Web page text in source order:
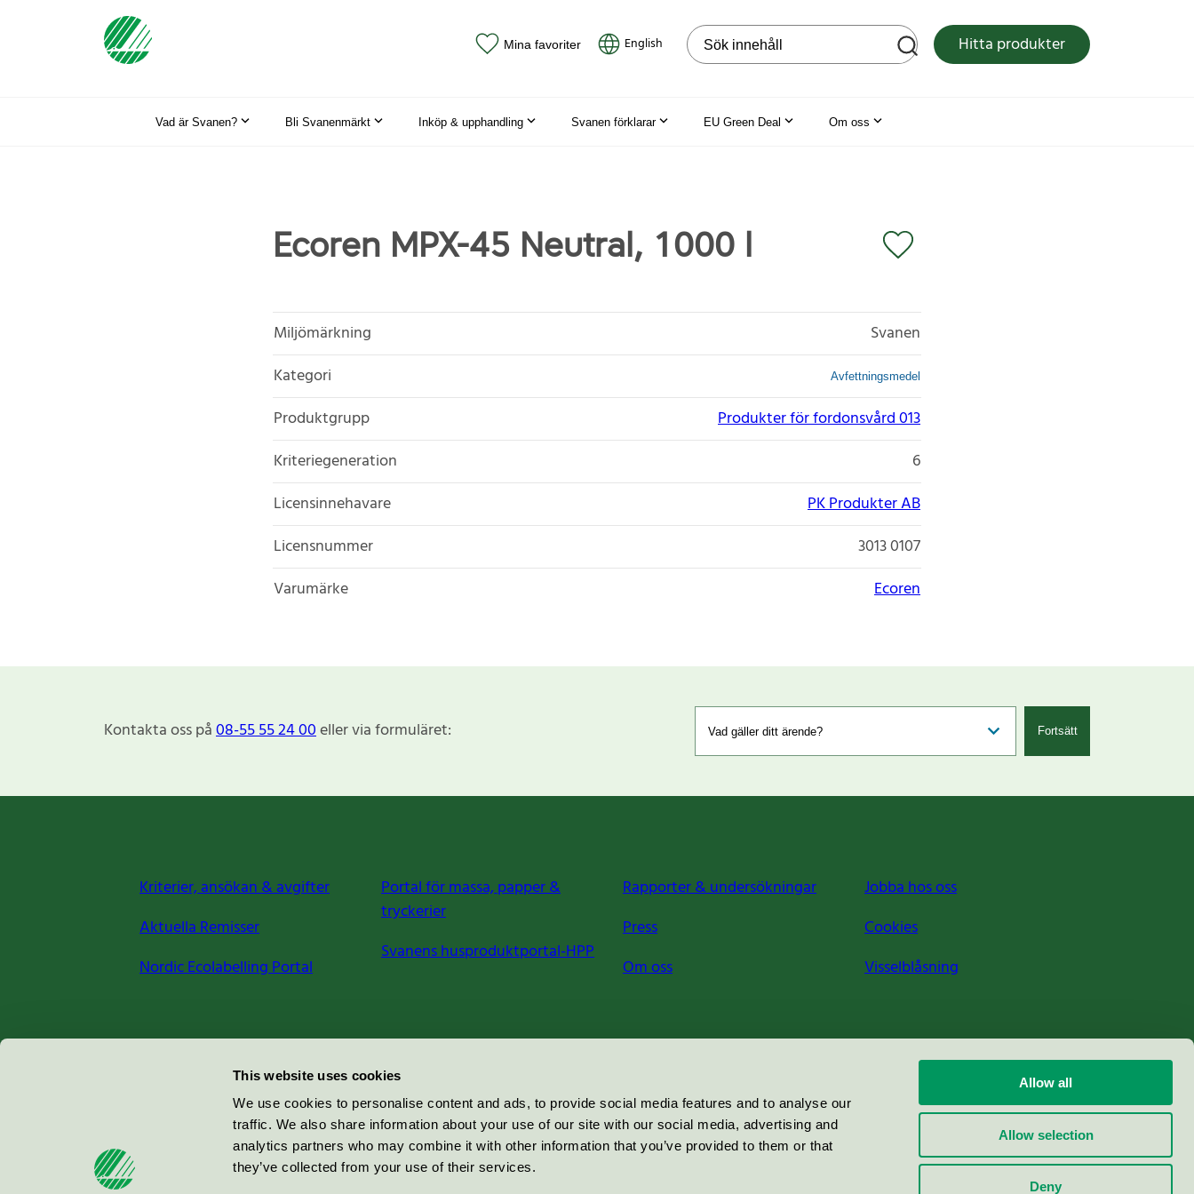
This website uses cookies
We use cookies to personalise content and ads, to provide social media features and to analyse our
traffic. We also share information about your use of our site with our social media, advertising and
analytics partners who may combine it with other information that you’ve provided to them or that
they’ve collected from your use of their services.
Allow all
Allow selection
Deny
Mina favoriter English Sök på webbplatsen Hitta produkter
Vad är Svanen? Bli Svanenmärkt Inköp & upphandling Svanen förklarar EU Green Deal Om oss
Ecoren MPX-45 Neutral, 1000 l
Miljömärkning
Svanen
Kategori
Avfettningsmedel
Produktgrupp
Produkter för fordonsvård 013
Kriteriegeneration
6
Licensinnehavare
PK Produkter AB
Licensnummer
3013 0107
Varumärke
Ecoren
Kontakta oss på08-55 55 24 00eller via formuläret: Fortsätt
Kriterier, ansökan & avgifter
Aktuella Remisser
Nordic Ecolabelling Portal
Portal för massa, papper &
tryckerier
Svanens husproduktportal-HPP
Rapporter & undersökningar
Press
Om oss
Jobba hos oss
Cookies
Visselblåsning
Miljömärkning Sverige AB
100 64